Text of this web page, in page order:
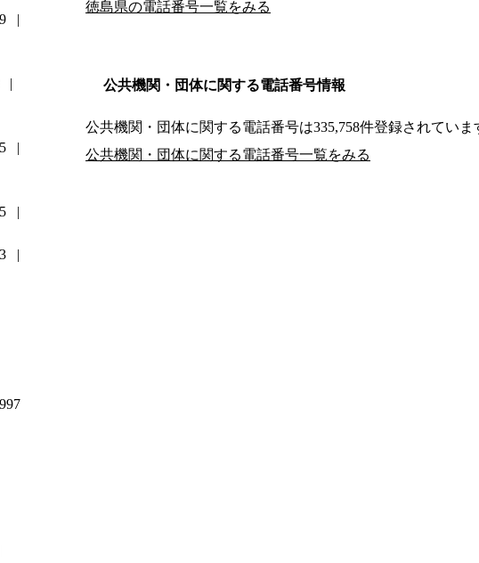
徳島県の電話番号一覧をみる
公共機関・団体に関する電話番号情報
公共機関・団体に関する電話番号は335,758件登録されていま
公共機関・団体に関する電話番号一覧をみる